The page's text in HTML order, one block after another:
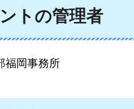
トの管理者
福岡事務所